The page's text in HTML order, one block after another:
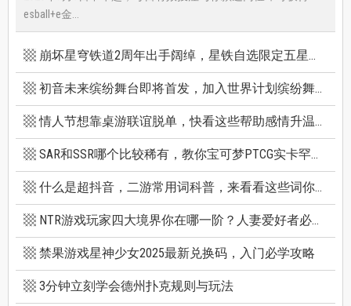
esball+e金...
崩坏星穹铁道2周年出手阔绰，星铁自选限定五星竟有超保值人权角，新卡池机制一篇看懂
初音未来缤纷舞台即将首发，加入世界计划缤纷舞台前你必须知道的八件事
情人节想靠桌游联谊脱单，快看这些帮助感情升温的桌游技巧
SAR和SSR哪个比较稀有，教你宝可梦PTCG实卡罕贵度怎么看
什么是超抖音，二游常用词科普，来看看这些词你看得懂多少个
NTR游戏玩家四大境界你在哪一阶？人妻爱好者必看三款精选NTR游戏推荐
禁果游戏星神少女2025最新兑换码，入门必学攻略
3分钟立刻学会德州扑克规则与玩法